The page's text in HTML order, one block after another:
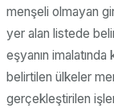
menşeli olmayan
yer alan listede
eşyanın
belirtilen ülkeler
gerçekleştirilen